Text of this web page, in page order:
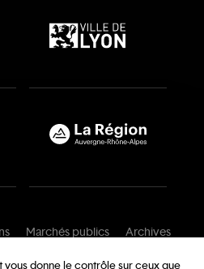
Marchés publics
Archives
Conditions générales
donne le contrôle sur ceux que